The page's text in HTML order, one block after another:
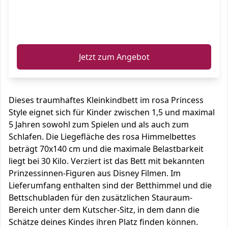
Jetzt zum Angebot
Dieses traumhaftes Kleinkindbett im rosa Princess
Style eignet sich für Kinder zwischen 1,5 und maximal
5 Jahren sowohl zum Spielen und als auch zum
Schlafen. Die Liegefläche des rosa Himmelbettes
beträgt 70x140 cm und die maximale Belastbarkeit
liegt bei 30 Kilo. Verziert ist das Bett mit bekannten
Prinzessinnen-Figuren aus Disney Filmen. Im
Lieferumfang enthalten sind der Betthimmel und die
Bettschubladen für den zusätzlichen Stauraum-
Bereich unter dem Kutscher-Sitz, in dem dann die
Schätze deines Kindes ihren Platz finden können.